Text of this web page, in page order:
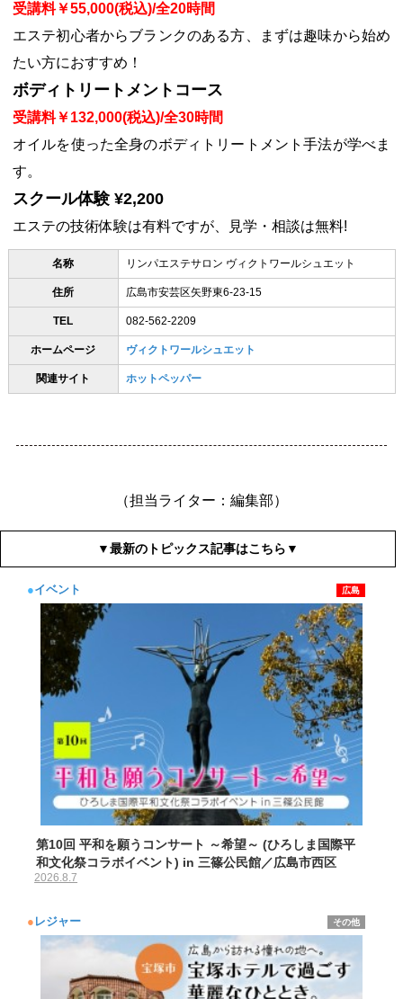
受講料￥55,000(税込)/全20時間
エステ初心者からブランクのある方、まずは趣味から始め
たい方におすすめ！
ボディトリートメントコース
受講料￥132,000(税込)/全30時間
オイルを使った全身のボディトリートメント手法が学べま
す。
スクール体験 ¥2,200
エステの技術体験は有料ですが、見学・相談は無料!
名称 リンパエステサロン ヴィクトワールシュエット
住所 広島市安芸区矢野東6-23-15
TEL 082-562-2209
ホームページ ヴィクトワールシュエット
関連サイト ホットペッパー
（担当ライター：編集部）
▼最新のトピックス記事はこちら▼
●イベント 広島
第10回 平和を願うコンサート ～希望～ (ひろしま国際平
和文化祭コラボイベント) in 三篠公民館／広島市西区
2026.8.7
● レジャー その他